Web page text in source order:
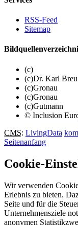
RSS-Feed
Sitemap
(c)
(c)Dr. Karl Breu
(c)Gronau
(c)Gronau
(c)Gutmann
© Inclusion
CMS: LivingData
Seitenanfang
Cookie-
Wir verwenden
Erlebnis zu bieten.
Seite und für die
Unternehmensziele
anonymen